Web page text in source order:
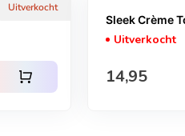
Uitverkocht
shopping_cart
Sleek Crème
Uitverkocht
Normale
14,95